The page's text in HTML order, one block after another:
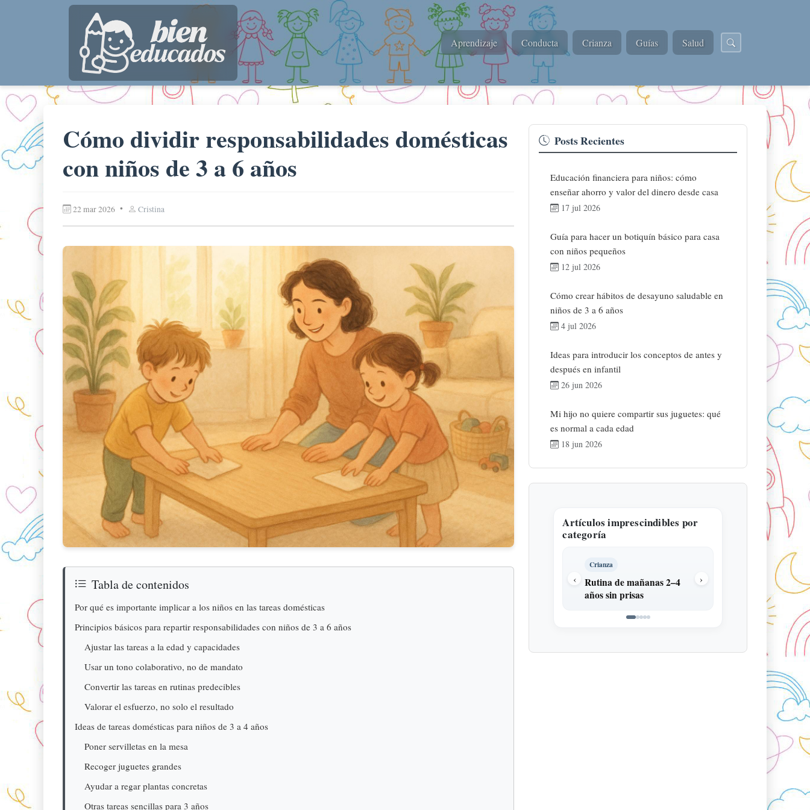
Aprendizaje Conducta Crianza Guías Salud
Cómo dividir responsabilidades domésticas
con niños de 3 a 6 años
22 mar 2026 • Cristina
Tabla de contenidos
Por qué es importante implicar a los niños en las tareas domésticas
Principios básicos para repartir responsabilidades con niños de 3 a 6 años
Ajustar las tareas a la edad y capacidades
Usar un tono colaborativo, no de mandato
Convertir las tareas en rutinas predecibles
Valorar el esfuerzo, no solo el resultado
Ideas de tareas domésticas para niños de 3 a 4 años
Poner servilletas en la mesa
Recoger juguetes grandes
Ayudar a regar plantas concretas
Otras tareas sencillas para 3 años
Posts Recientes
Educación financiera para niños: cómo
enseñar ahorro y valor del dinero desde casa
17 jul 2026
Guía para hacer un botiquín básico para casa
con niños pequeños
12 jul 2026
Cómo crear hábitos de desayuno saludable en
niños de 3 a 6 años
4 jul 2026
Ideas para introducir los conceptos de antes y
después en infantil
26 jun 2026
Mi hijo no quiere compartir sus juguetes: qué
es normal a cada edad
18 jun 2026
Artículos imprescindibles por
categoría
‹
Crianza
Rutina de mañanas 2–4
años sin prisas
Rabietas al vestirse:
›